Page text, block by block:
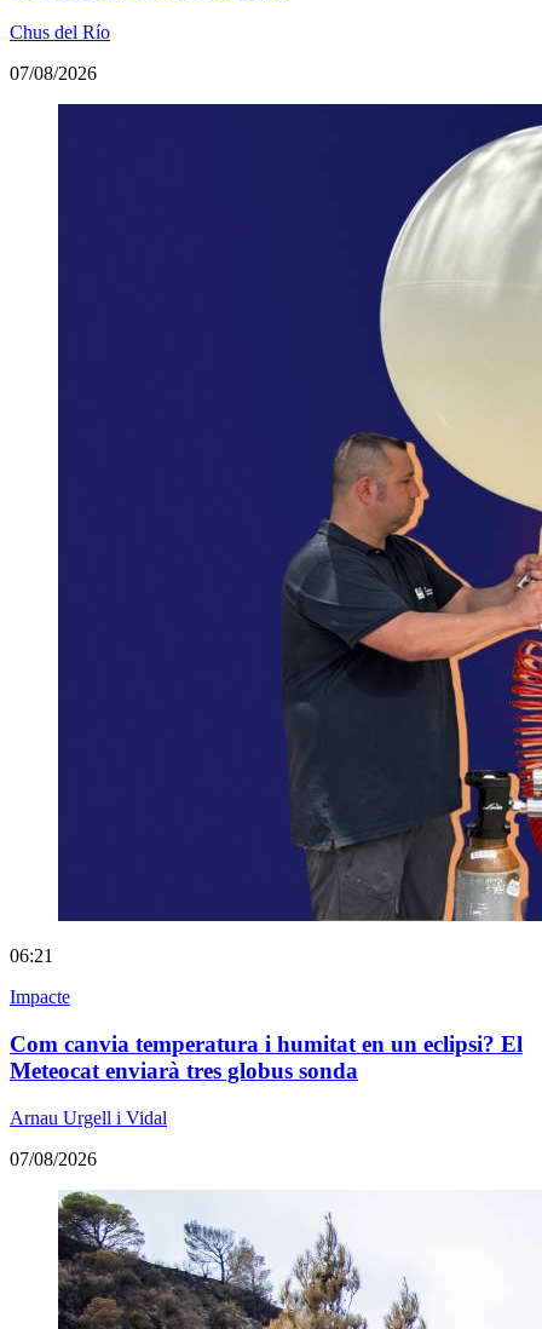
Chus del Río
07/08/2026
06:21
Impacte
Com canvia temperatura i humitat en un eclipsi? El
Meteocat enviarà tres globus sonda
Arnau Urgell i Vidal
07/08/2026